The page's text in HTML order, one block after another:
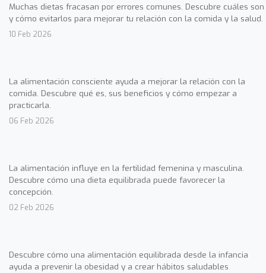
Muchas dietas fracasan por errores comunes. Descubre cuáles son
y cómo evitarlos para mejorar tu relación con la comida y la salud.
10 Feb 2026
La alimentación consciente ayuda a mejorar la relación con la
comida. Descubre qué es, sus beneficios y cómo empezar a
practicarla.
06 Feb 2026
La alimentación influye en la fertilidad femenina y masculina.
Descubre cómo una dieta equilibrada puede favorecer la
concepción.
02 Feb 2026
Descubre cómo una alimentación equilibrada desde la infancia
ayuda a prevenir la obesidad y a crear hábitos saludables